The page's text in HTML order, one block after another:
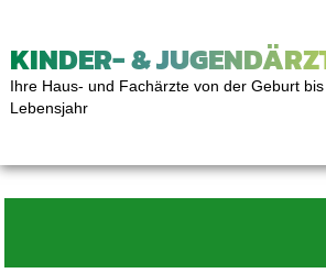
KINDER- &
Ihre Haus- und Fachärzte von der Geburt bis
Lebensjahr